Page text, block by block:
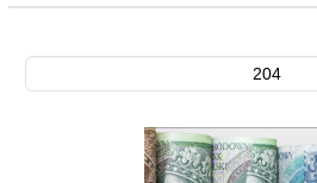
204